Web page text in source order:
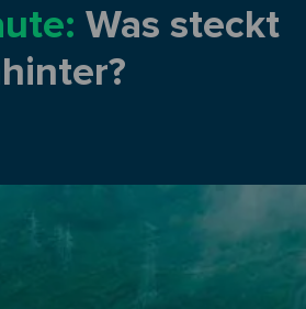
Was steckt